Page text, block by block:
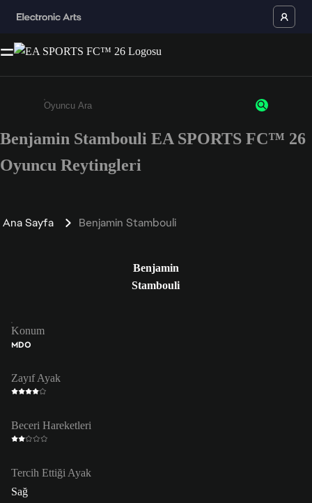
Enter a minimum of 3 characters or numbers
Benjamin Stambouli EA SPORTS FC™ 26
Oyuncu Reytingleri
Ana Sayfa Benjamin Stambouli
Benjamin
Stambouli
Konum
MDO
Zayıf Ayak
Beceri Hareketleri
Tercih Ettiği Ayak
Sağ